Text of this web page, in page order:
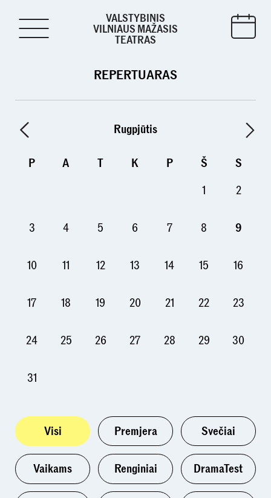
VALSTYBINIS
VILNIAUS MAŽASIS
TEATRAS
REPERTUARAS
Rugpjūtis
P A T K P Š
S
1
2
3 4 5 6 7 8 9
10 11 12 13 14 15 16
17 18 19 20 21 22 23
24 25 26 27 28 29 30
31
Visi Premjera Svečiai
Vaikams Renginiai DramaTest